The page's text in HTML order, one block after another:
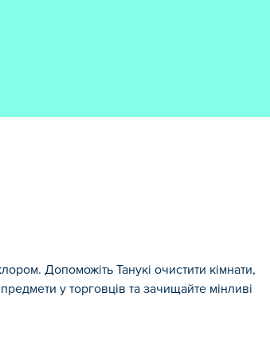
Допоможіть Танукі очистити кімнати,
у торговців та зачищайте мінливі